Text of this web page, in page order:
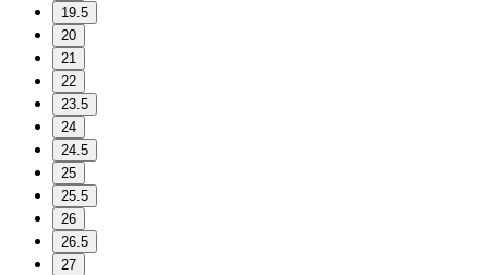
19.5
20
21
22
23.5
24
24.5
25
25.5
26
26.5
27